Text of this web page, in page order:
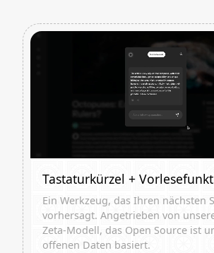
Tastaturkürzel +
Ein Werkzeug, das Ihren nächsten
vorhersagt. Angetrieben von
Zeta-Modell, das Open Source ist
offenen Daten basiert.